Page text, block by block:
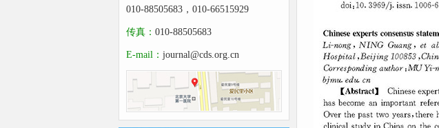
010-88505683，010-66515929
传真： 010-88505683
E-mail： journal@cds.org.cn